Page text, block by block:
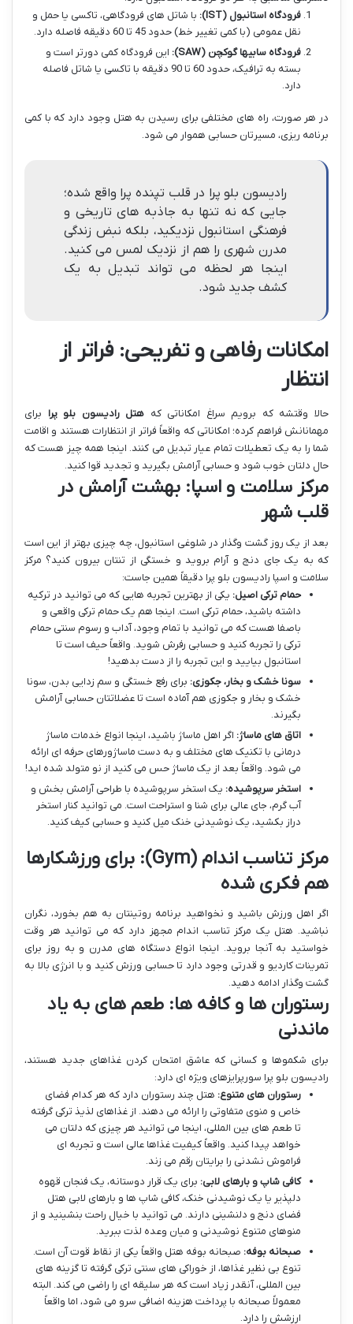
فرودگاه استانبول (IST):
با شاتل های فرودگاهی، تاکسی یا حمل و
نقل عمومی (با کمی تغییر خط) حدود 45 تا 60 دقیقه فاصله دارد.
فرودگاه سابیها گوکچن (SAW):
این فرودگاه کمی دورتر است و
بسته به ترافیک، حدود 60 تا 90 دقیقه با تاکسی یا شاتل فاصله
دارد.
در هر صورت، راه های مختلفی برای رسیدن به هتل وجود دارد که با کمی
برنامه ریزی، مسیرتان حسابی هموار می شود.
رادیسون بلو پرا در قلب تپنده پرا واقع شده؛
جایی که نه تنها به جاذبه های تاریخی و
فرهنگی استانبول نزدیکید، بلکه نبض زندگی
مدرن شهری را هم از نزدیک لمس می کنید.
اینجا هر لحظه می تواند تبدیل به یک
کشف جدید شود.
امکانات رفاهی و تفریحی: فراتر از
انتظار
حالا وقتشه که برویم سراغ امکاناتی که هتل رادیسون بلو پرا برای
مهمانانش فراهم کرده؛ امکاناتی که واقعاً فراتر از انتظارات هستند و اقامت
شما را به یک تعطیلات تمام عیار تبدیل می کنند. اینجا همه چیز هست که
حال دلتان خوب شود و حسابی آرامش بگیرید و تجدید قوا کنید.
مرکز سلامت و اسپا: بهشت آرامش در
قلب شهر
بعد از یک روز گشت وگذار در شلوغی استانبول، چه چیزی بهتر از این است
که به یک جای دنج و آرام بروید و خستگی از تنتان بیرون کنید؟ مرکز
سلامت و اسپا رادیسون بلو پرا دقیقاً همین جاست:
حمام ترکی اصیل: یکی از بهترین تجربه هایی که می توانید در ترکیه
داشته باشید، حمام ترکی است. اینجا هم یک حمام ترکی واقعی و
باصفا هست که می توانید با تمام وجود، آداب و رسوم سنتی حمام
ترکی را تجربه کنید و حسابی رفرش شوید. واقعاً حیف است تا
استانبول بیایید و این تجربه را از دست بدهید!
سونا خشک و بخار، جکوزی: برای رفع خستگی و سم زدایی بدن، سونا
خشک و بخار و جکوزی هم آماده است تا عضلاتتان حسابی آرامش
بگیرند.
اتاق های ماساژ: اگر اهل ماساژ باشید، اینجا انواع خدمات ماساژ
درمانی با تکنیک های مختلف و به دست ماساژورهای حرفه ای ارائه
می شود. واقعاً بعد از یک ماساژ حس می کنید از نو متولد شده اید!
استخر سرپوشیده: یک استخر سرپوشیده با طراحی آرامش بخش و
آب گرم، جای عالی برای شنا و استراحت است. می توانید کنار استخر
دراز بکشید، یک نوشیدنی خنک میل کنید و حسابی کیف کنید.
مرکز تناسب اندام (Gym): برای ورزشکارها
هم فکری شده
اگر اهل ورزش باشید و نخواهید برنامه روتینتان به هم بخورد، نگران
نباشید. هتل یک مرکز تناسب اندام مجهز دارد که می توانید هر وقت
خواستید به آنجا بروید. اینجا انواع دستگاه های مدرن و به روز برای
تمرینات کاردیو و قدرتی وجود دارد تا حسابی ورزش کنید و با انرژی بالا به
گشت وگذار ادامه دهید.
رستوران ها و کافه ها: طعم های به یاد
ماندنی
برای شکموها و کسانی که عاشق امتحان کردن غذاهای جدید هستند،
رادیسون بلو پرا سورپرایزهای ویژه ای دارد:
رستوران های متنوع: هتل چند رستوران دارد که هر کدام فضای
خاص و منوی متفاوتی را ارائه می دهند. از غذاهای لذیذ ترکی گرفته
تا طعم های بین المللی، اینجا می توانید هر چیزی که دلتان می
خواهد پیدا کنید. واقعاً کیفیت غذاها عالی است و تجربه ای
فراموش نشدنی را برایتان رقم می زند.
کافی شاپ و بارهای لابی: برای یک قرار دوستانه، یک فنجان قهوه
دلپذیر یا یک نوشیدنی خنک، کافی شاپ ها و بارهای لابی هتل
فضای دنج و دلنشینی دارند. می توانید با خیال راحت بنشینید و از
منوهای متنوع نوشیدنی و میان وعده لذت ببرید.
صبحانه بوفه: صبحانه بوفه هتل واقعاً یکی از نقاط قوت آن است.
تنوع بی نظیر غذاها، از خوراکی های سنتی ترکی گرفته تا گزینه های
بین المللی، آنقدر زیاد است که هر سلیقه ای را راضی می کند. البته
معمولاً صبحانه با پرداخت هزینه اضافی سرو می شود، اما واقعاً
ارزشش را دارد.